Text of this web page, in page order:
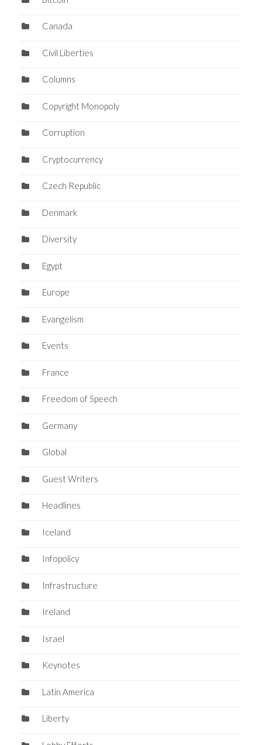
Canada
Civil Liberties
Columns
Copyright Monopoly
Corruption
Cryptocurrency
Czech Republic
Denmark
Diversity
Egypt
Europe
Evangelism
Events
France
Freedom of Speech
Germany
Global
Guest Writers
Headlines
Iceland
Infopolicy
Infrastructure
Ireland
Israel
Keynotes
Latin America
Liberty